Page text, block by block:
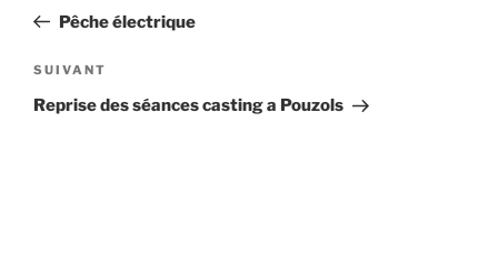
l’article
précédent
Pêche électrique
Article
suivant
SUIVANT
Reprise des séances casting a Pouzols